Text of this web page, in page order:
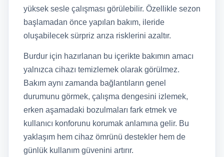
yüksek sesle çalışması görülebilir. Özellikle sezon
başlamadan önce yapılan bakım, ileride
oluşabilecek sürpriz arıza risklerini azaltır.
Burdur için hazırlanan bu içerikte bakımın amacı
yalnızca cihazı temizlemek olarak görülmez.
Bakım aynı zamanda bağlantıların genel
durumunu görmek, çalışma dengesini izlemek,
erken aşamadaki bozulmaları fark etmek ve
kullanıcı konforunu korumak anlamına gelir. Bu
yaklaşım hem cihaz ömrünü destekler hem de
günlük kullanım güvenini artırır.